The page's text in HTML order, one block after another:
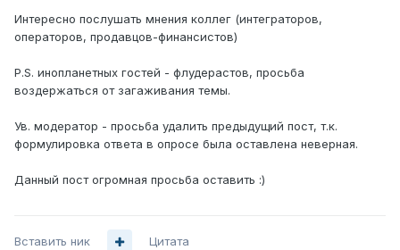
Интересно послушать мнения коллег (интеграторов,
операторов, продавцов-финансистов)
P.S. инопланетных гостей - флудерастов, просьба
воздержаться от загаживания темы.
Ув. модератор - просьба удалить предыдущий пост, т.к.
формулировка ответа в опросе была оставлена неверная.
Данный пост огромная просьба оставить :)
Вставить ник Цитата